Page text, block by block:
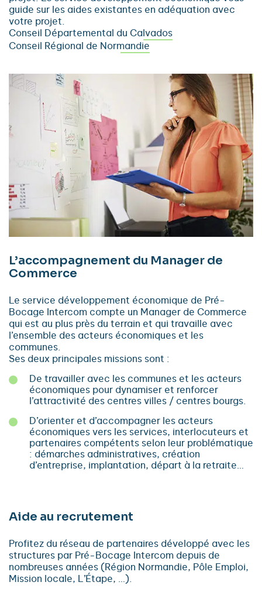
guide sur les aides existantes en adéquation avec
votre projet.
Conseil Départemental du Calvados
Conseil Régional de Normandie
L’accompagnement du Manager de
Commerce
Le service développement économique de Pré-
Bocage Intercom compte un Manager de Commerce
qui est au plus près du terrain et qui travaille avec
l’ensemble des acteurs économiques et les
communes.
Ses deux principales missions sont :
De travailler avec les communes et les acteurs
économiques pour dynamiser et renforcer
l’attractivité des centres villes / centres bourgs.
D’orienter et d’accompagner les acteurs
économiques vers les services, interlocuteurs et
partenaires compétents selon leur problématique
: démarches administratives, création
d’entreprise, implantation, départ à la retraite…
Aide au recrutement
Profitez du réseau de partenaires développé avec les
structures par Pré-Bocage Intercom depuis de
nombreuses années (Région Normandie, Pôle Emploi,
Mission locale, L’Étape, …).